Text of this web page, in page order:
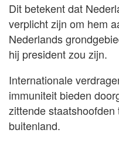
Dit betekent dat
verplicht zijn om hem
Nederlands
hij president zou zijn.
Internationale
immuniteit bieden
zittende
buitenland.